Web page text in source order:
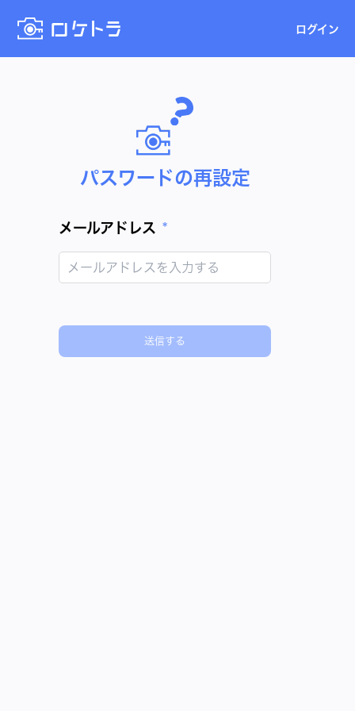
ログイン
パスワードの再設定
メールアドレス *
送信する